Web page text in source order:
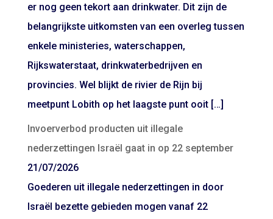
er nog geen tekort aan drinkwater. Dit zijn de
belangrijkste uitkomsten van een overleg tussen
enkele ministeries, waterschappen,
Rijkswaterstaat, drinkwaterbedrijven en
provincies. Wel blijkt de rivier de Rijn bij
meetpunt Lobith op het laagste punt ooit […]
Invoerverbod producten uit illegale
nederzettingen Israël gaat in op 22 september
21/07/2026
Goederen uit illegale nederzettingen in door
Israël bezette gebieden mogen vanaf 22